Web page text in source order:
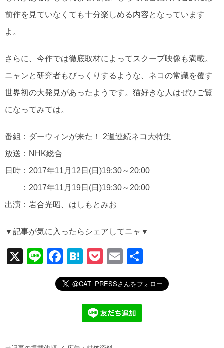
前作を見ていなくても十分楽しめる内容となっています
よ。
さらに、今作では徹底取材によってスクープ映像も満載。
ニャンと研究者もびっくりするような、ネコの常識を覆す
世界初の大発見があったようです。猫好きな人はぜひご覧
になってみては。
番組：ダーウィンが来た！ 2週連続ネコ大特集
放送：NHK総合
日時：2017年11月12日(日)19:30～20:00
：2017年11月19日(日)19:30～20:00
出演：岩合光昭、はしもとみお
▼記事が気に入ったらシェアしてニャ▼
X
Li
F
a
c
H
at
e
n
a
P
o
ck
et
E
m
ail
有